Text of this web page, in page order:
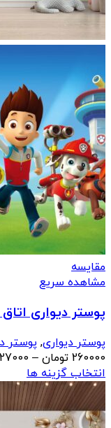
مقایسه
مشاهده سریع
پوستر دیواری
پوستر دیواری, پوستر
260000 تومان –
انتخاب گزینه ها